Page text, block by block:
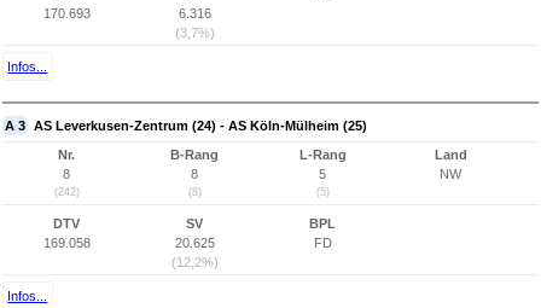
170.693
6.316
(3,7%)
Infos...
A 3 AS Leverkusen-Zentrum (24) - AS Köln-Mülheim (25)
Nr.
8
(242)
B-Rang
8
(8)
L-Rang
5
(5)
Land
NW
DTV
169.058
SV
20.625
(12,2%)
BPL
FD
Infos...